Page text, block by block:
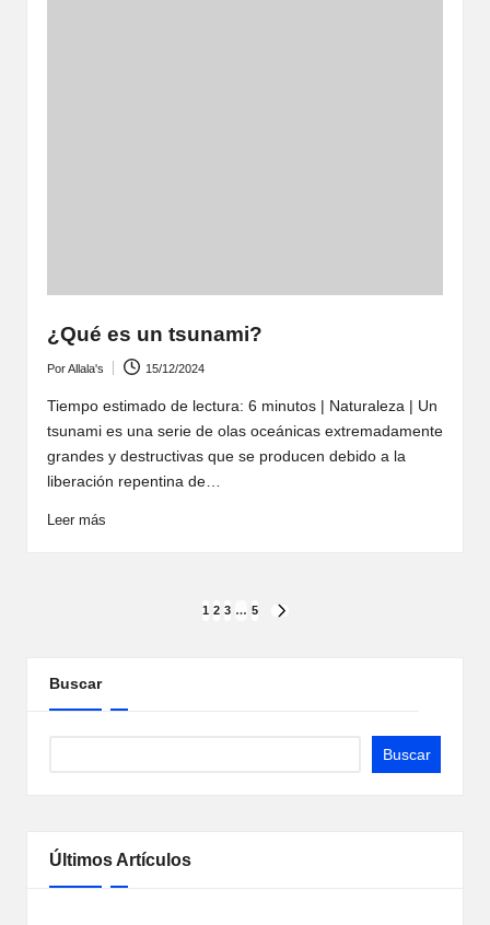
¿Qué es un tsunami?
por
PorAllala's 15/12/2024
Tiempo estimado de lectura: 6 minutos | Naturaleza | Un
tsunami es una serie de olas oceánicas extremadamente
grandes y destructivas que se producen debido a la
liberación repentina de…
Leer más
entradas
1 2 3 … 5
Buscar
Buscar
Últimos Artículos